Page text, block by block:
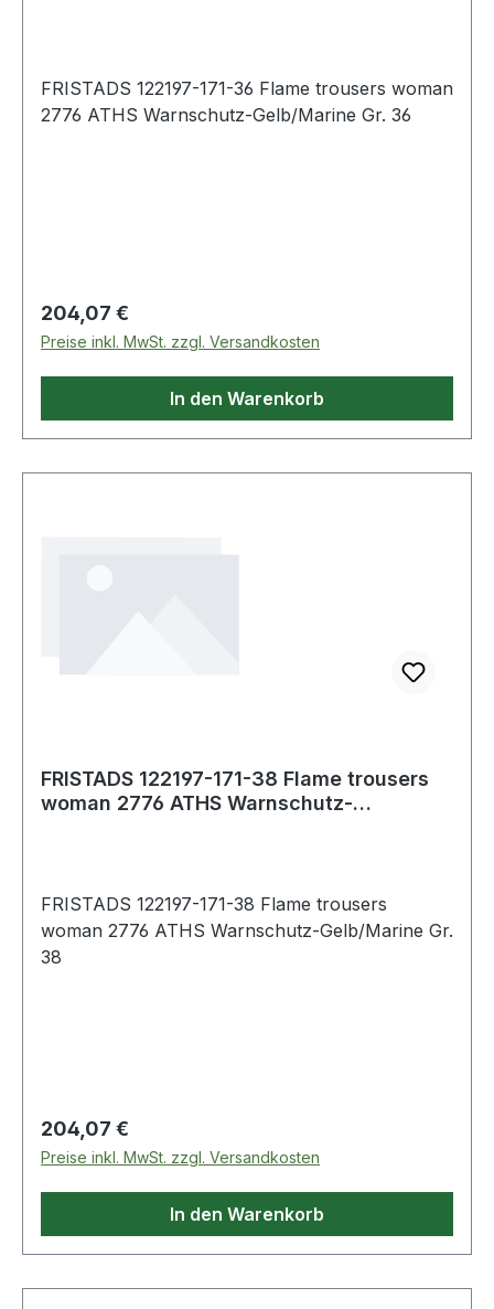
FRISTADS 122197-171-36 Flame trousers woman
2776 ATHS Warnschutz-Gelb/Marine Gr. 36
Regulärer Preis:
204,07 €
Preise inkl. MwSt. zzgl. Versandkosten
In den Warenkorb
FRISTADS 122197-171-38 Flame trousers
woman 2776 ATHS Warnschutz-
FRISTADS 122197-171-38 Flame trousers
woman 2776 ATHS Warnschutz-Gelb/Marine Gr.
38
Regulärer Preis:
204,07 €
Preise inkl. MwSt. zzgl. Versandkosten
In den Warenkorb